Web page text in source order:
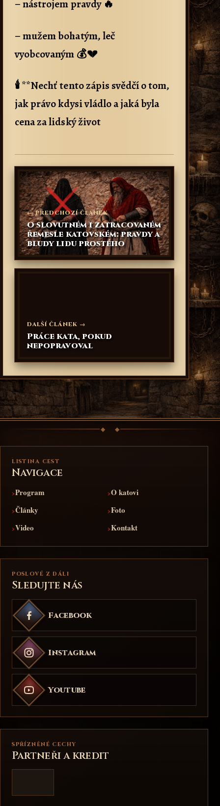
– nástrojem pravdy 🔥
– mužem bohatým, leč
vyobcovaným 💰💔
🕯️ **Nechť tento zápis svědčí o tom,
jak právo kdysi vládlo a jaká byla
cena za lidský život
← PŘEDCHOZÍ ČLÁNEK
O slovutném i zatracovaném
řemesle katovském: pravdy a
bludy lidu prostého
DALŠÍ ČLÁNEK →
Práce kata, pokud
nepopravoval
LISTINA CEST
Navigace
›Program ›O katovi
›Články ›Foto
›Video ›Kontakt
POSLOVÉ Z DÁLI
Sledujte nás
Facebook
Instagram
Youtube
SPŘÍZNĚNÉ CECHY
Partneři a kredit